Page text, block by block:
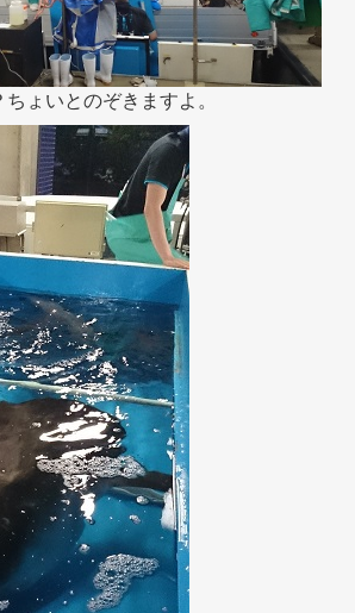
ょいとのぞきますよ。
ホテル事業者様
お問い合わせ